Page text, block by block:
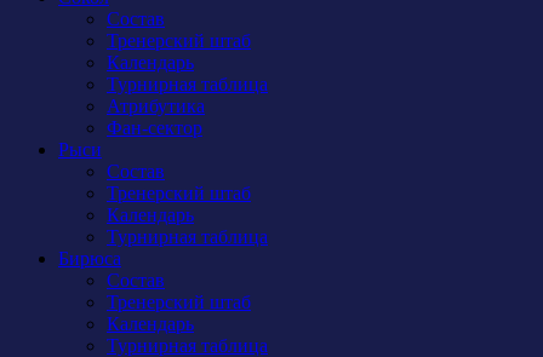
Состав
Тренерский штаб
Календарь
Турнирная таблица
Атрибутика
Фан-сектор
Рыси
Состав
Тренерский штаб
Календарь
Турнирная таблица
Бирюса
Состав
Тренерский штаб
Календарь
Турнирная таблица